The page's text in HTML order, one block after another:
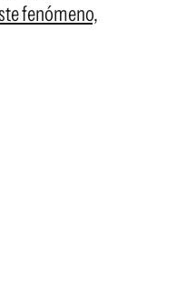
fenómeno,